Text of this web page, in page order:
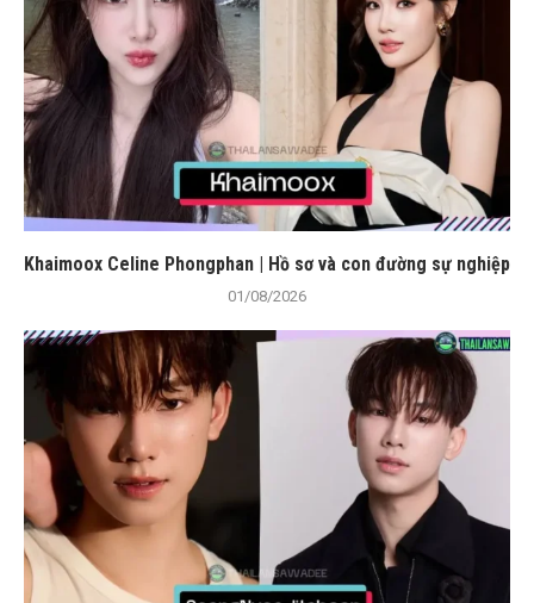
Khaimoox Celine Phongphan | Hồ sơ và con đường sự nghiệp
01/08/2026